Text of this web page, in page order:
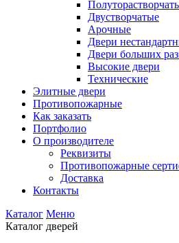
Двустворчатые
Арочные
Двери
Двери больших
Высокие двери
Технические
Элитные двери
Противопожарные
Как заказать
Портфолио
О производителе
Реквизиты
Противопожарные
Доставка
Контакты
Каталог Меню
Каталог дверей